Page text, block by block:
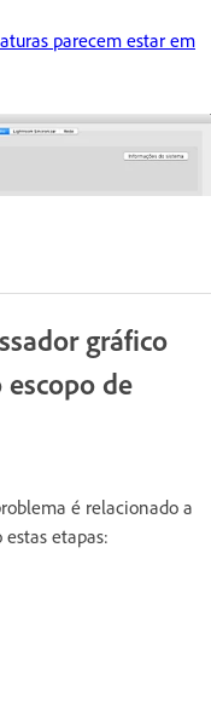
parecem estar em
gráfico
de
é relacionado a
etapas: